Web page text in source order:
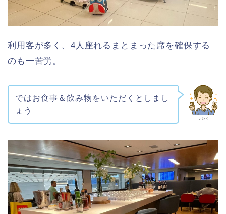
利用客が多く、4人座れるまとまった席を確保する
のも一苦労。
パパ
ではお食事＆飲み物をいただくとしまし
ょう